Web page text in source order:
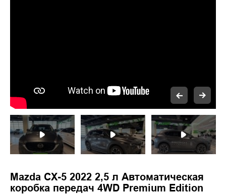
Mazda CX-5 2022 2,5 л Автоматическая
коробка передач 4WD Premium Edition